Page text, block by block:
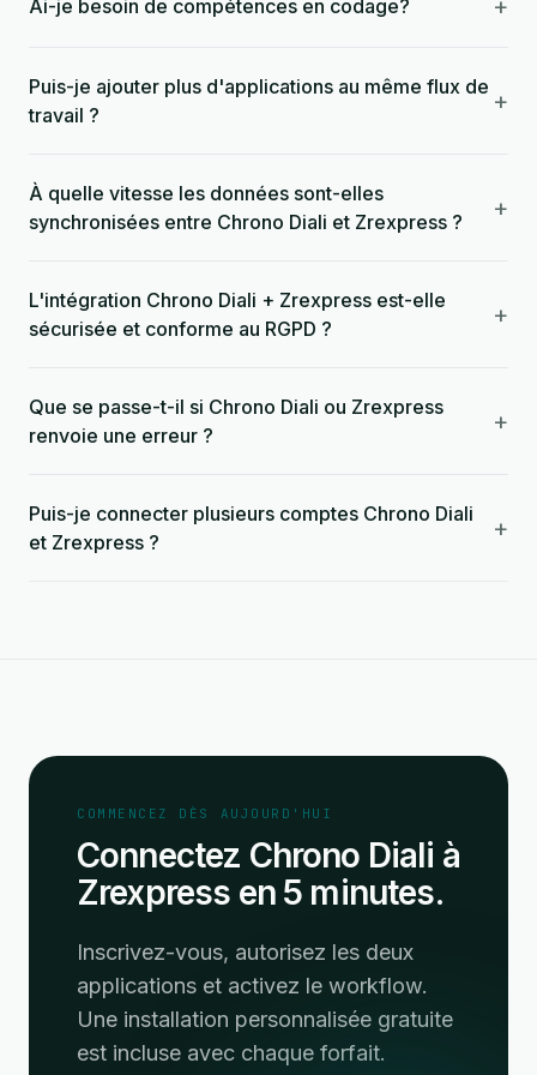
Ai-je besoin de compétences en codage? +
Puis-je ajouter plus d'applications au même flux de
travail ?
+
À quelle vitesse les données sont-elles
synchronisées entre Chrono Diali et Zrexpress ?
+
L'intégration Chrono Diali + Zrexpress est-elle
sécurisée et conforme au RGPD ?
+
Que se passe-t-il si Chrono Diali ou Zrexpress
renvoie une erreur ?
+
Puis-je connecter plusieurs comptes Chrono Diali
et Zrexpress ?
+
COMMENCEZ DÈS AUJOURD'HUI
Connectez Chrono Diali à
Zrexpress en 5 minutes.
Inscrivez-vous, autorisez les deux
applications et activez le workflow.
Une installation personnalisée gratuite
est incluse avec chaque forfait.